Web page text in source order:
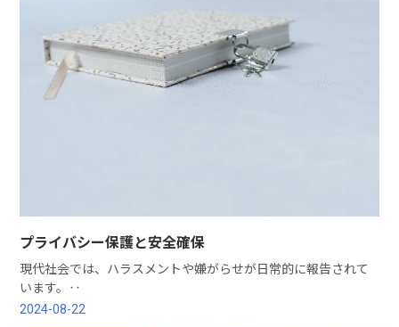
プライバシー保護と安全確保
現代社会では、ハラスメントや嫌がらせが日常的に報告されて
います。‥
2024-08-22